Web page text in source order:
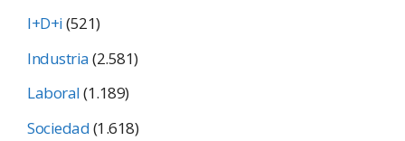
I+D+i(521)
Industria(2.581)
Laboral(1.189)
Sociedad(1.618)